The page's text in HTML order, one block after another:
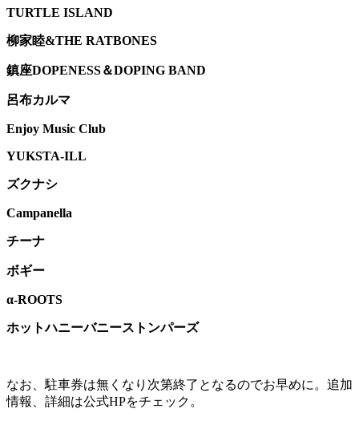
TURTLE ISLAND
柳家睦&THE RATBONES
鎮座DOPENESS＆DOPING BAND
呂布カルマ
Enjoy Music Club
YUKSTA-ILL
ズクナシ
Campanella
チーナ
ボギー
α-ROOTS
ホットハニーバニーストンパーズ
なお、駐車券は無くなり次第終了となるのでお早めに。追加
情報、詳細は公式HPをチェック。